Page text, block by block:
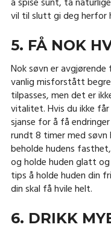
vil til slutt gi deg herfor
5. FÅ NOK
Nok søvn er
vanlig misforstått
tilpasses, men det er
vitalitet. Hvis du ikke
sjanse for å få
rundt 8 timer med søvn
beholde hudens
og holde huden glatt
tips å holde huden din
din skal få hvile helt.
6. DRIKK